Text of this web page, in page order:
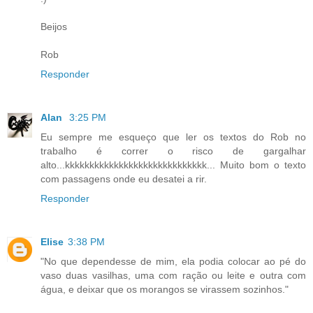
Beijos
Rob
Responder
Alan
3:25 PM
Eu sempre me esqueço que ler os textos do Rob no
trabalho é correr o risco de gargalhar
alto...kkkkkkkkkkkkkkkkkkkkkkkkkkkkk... Muito bom o texto
com passagens onde eu desatei a rir.
Responder
Elise 3:38 PM
"No que dependesse de mim, ela podia colocar ao pé do
vaso duas vasilhas, uma com ração ou leite e outra com
água, e deixar que os morangos se virassem sozinhos."